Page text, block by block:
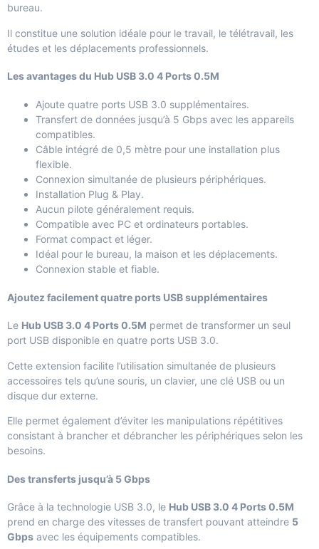
bureau.
Il constitue une solution idéale pour le travail, le télétravail, les
études et les déplacements professionnels.
Les avantages du Hub USB 3.0 4 Ports 0.5M
Ajoute quatre ports USB 3.0 supplémentaires.
Transfert de données jusqu’à 5 Gbps avec les appareils
compatibles.
Câble intégré de 0,5 mètre pour une installation plus
flexible.
Connexion simultanée de plusieurs périphériques.
Installation Plug & Play.
Aucun pilote généralement requis.
Compatible avec PC et ordinateurs portables.
Format compact et léger.
Idéal pour le bureau, la maison et les déplacements.
Connexion stable et fiable.
Ajoutez facilement quatre ports USB supplémentaires
Le Hub USB 3.0 4 Ports 0.5M permet de transformer un seul
port USB disponible en quatre ports USB 3.0.
Cette extension facilite l’utilisation simultanée de plusieurs
accessoires tels qu’une souris, un clavier, une clé USB ou un
disque dur externe.
Elle permet également d’éviter les manipulations répétitives
consistant à brancher et débrancher les périphériques selon les
besoins.
Des transferts jusqu’à 5 Gbps
Grâce à la technologie USB 3.0, le Hub USB 3.0 4 Ports 0.5M
prend en charge des vitesses de transfert pouvant atteindre 5
Gbps avec les équipements compatibles.